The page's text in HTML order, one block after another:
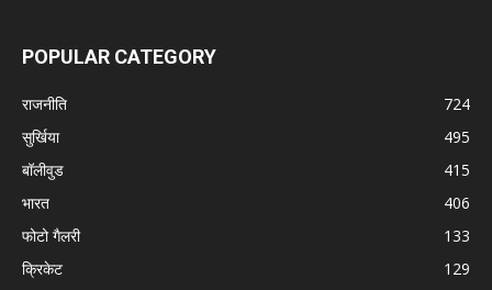
POPULAR CATEGORY
राजनीति
724
सुर्खिया
495
बॉलीवुड
415
भारत
406
फोटो गैलरी
133
क्रिकेट
129